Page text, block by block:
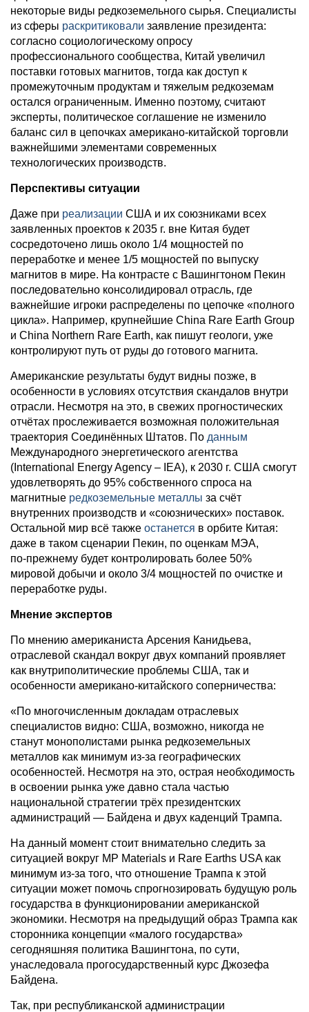
некоторые виды редкоземельного сырья. Специалисты
из сферы раскритиковали заявление президента:
согласно социологическому опросу
профессионального сообщества, Китай увеличил
поставки готовых магнитов, тогда как доступ к
промежуточным продуктам и тяжелым редкоземам
остался ограниченным. Именно поэтому, считают
эксперты, политическое соглашение не изменило
баланс сил в цепочках американо-китайской торговли
важнейшими элементами современных
технологических производств.
Перспективы ситуации
Даже при реализации США и их союзниками всех
заявленных проектов к 2035 г. вне Китая будет
сосредоточено лишь около 1/4 мощностей по
переработке и менее 1/5 мощностей по выпуску
магнитов в мире. На контрасте с Вашингтоном Пекин
последовательно консолидировал отрасль, где
важнейшие игроки распределены по цепочке «полного
цикла». Например, крупнейшие China Rare Earth Group
и China Northern Rare Earth, как пишут геологи, уже
контролируют путь от руды до готового магнита.
Американские результаты будут видны позже, в
особенности в условиях отсутствия скандалов внутри
отрасли. Несмотря на это, в свежих прогностических
отчётах прослеживается возможная положительная
траектория Соединённых Штатов. По данным
Международного энергетического агентства
(International Energy Agency – IEA), к 2030 г. США смогут
удовлетворять до 95% собственного спроса на
магнитные редкоземельные металлы за счёт
внутренних производств и «союзнических» поставок.
Остальной мир всё также останется в орбите Китая:
даже в таком сценарии Пекин, по оценкам МЭА,
по‑прежнему будет контролировать более 50%
мировой добычи и около 3/4 мощностей по очистке и
переработке руды.
Мнение экспертов
По мнению американиста Арсения Канидьева,
отраслевой скандал вокруг двух компаний проявляет
как внутриполитические проблемы США, так и
особенности американо-китайского соперничества:
«По многочисленным докладам отраслевых
специалистов видно: США, возможно, никогда не
станут монополистами рынка редкоземельных
металлов как минимум из-за географических
особенностей. Несмотря на это, острая необходимость
в освоении рынка уже давно стала частью
национальной стратегии трёх президентских
администраций — Байдена и двух каденций Трампа.
На данный момент стоит внимательно следить за
ситуацией вокруг MP Materials и Rare Earths USA как
минимум из-за того, что отношение Трампа к этой
ситуации может помочь спрогнозировать будущую роль
государства в функционировании американской
экономики. Несмотря на предыдущий образ Трампа как
сторонника концепции «малого государства»
сегодняшняя политика Вашингтона, по сути,
унаследовала прогосударственный курс Джозефа
Байдена.
Так, при республиканской администрации